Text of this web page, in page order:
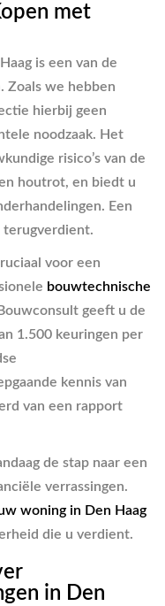
met
is een van de
Zoals we hebben
hierbij geen
noodzaak. Het
risico’s van de
houtrot, en biedt u
Een
terugverdient.
voor een
bouwtechnische
geeft u de
1.500 keuringen per
kennis van
van een rapport
de stap naar een
verrassingen.
woning in Den Haag
die u verdient.
in Den